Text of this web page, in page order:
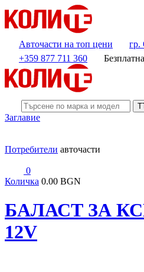
Авточасти на топ цени
гр.
+359 877 711 360
Заглавие
Потребители авточасти
0
Количка 0.00 BGN
БАЛАСТ ЗА
12V